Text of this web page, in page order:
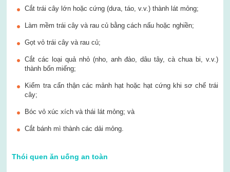
Cắt trái cây lớn hoặc cứng (dưa, táo, v.v.) thành lát mỏng;
Làm mềm trái cây và rau củ bằng cách nấu hoặc nghiền;
Gọt vỏ trái cây và rau củ;
Cắt các loại quả nhỏ (nho, anh đào, dâu tây, cà chua bi, v.v.)
thành bốn miếng;
Kiểm tra cẩn thận các mảnh hạt hoặc hạt cứng khi sơ chế trái
cây;
Bóc vỏ xúc xích và thái lát mỏng; và
Cắt bánh mì thành các dải mỏng.
Thói quen ăn uống an toàn